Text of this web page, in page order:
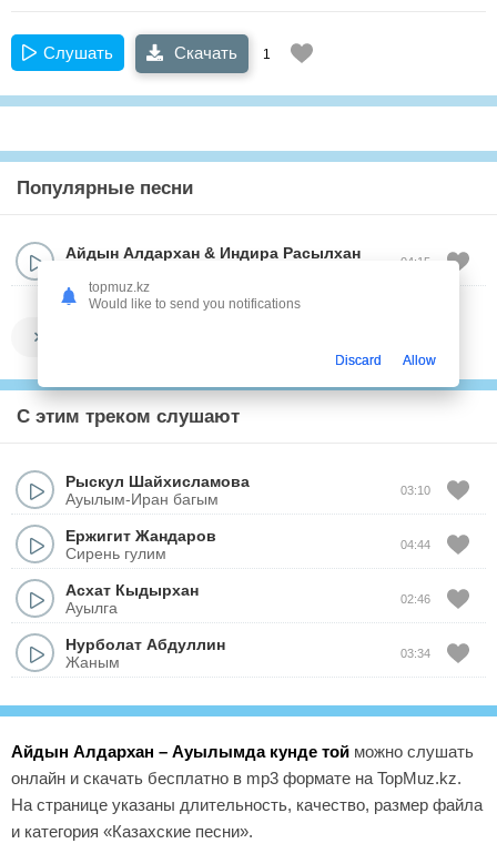
Слушать Скачать 1
Популярные песни
Айдын Алдархан​​​​​​​ & Индира Расылхан
04:15
С этим треком слушают
Рыскул Шайхисламова
Ауылым-Иран багым
03:10
Ержигит Жандаров
Сирень гулим
04:44
Асхат Кыдырхан
Ауылга
02:46
Нурболат Абдуллин
Жаным
03:34
Айдын Алдархан – Ауылымда кунде той можно слушать
онлайн и скачать бесплатно в mp3 формате на TopMuz.kz.
На странице указаны длительность, качество, размер файла
и категория «Казахские песни».
topmuz.kz
Would like to send you notifications
Discard Allow